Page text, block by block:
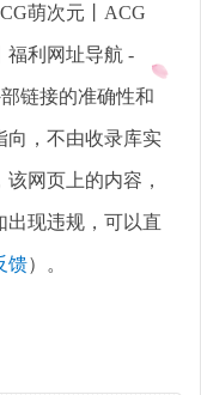
萌次元丨ACG
福利网址导航 -
链接的准确性和
向，不由收录库实
网页上的内容，
出现违规，可以直
馈）。